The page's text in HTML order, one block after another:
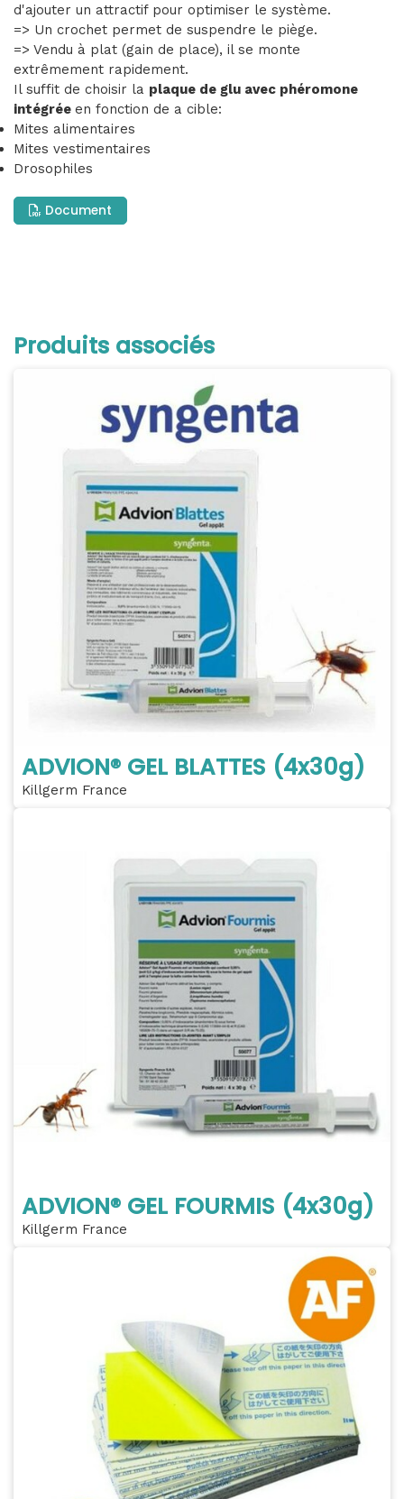
d'ajouter un attractif pour optimiser le système.
=> Un crochet permet de suspendre le piège.
=> Vendu à plat (gain de place), il se monte
extrêmement rapidement.
Il suffit de choisir la plaque de glu avec phéromone
intégrée en fonction de a cible:
Mites alimentaires
Mites vestimentaires
Drosophiles
Document
Produits associés
ADVION® GEL BLATTES (4x30g)
Killgerm France
ADVION® GEL FOURMIS (4x30g)
Killgerm France